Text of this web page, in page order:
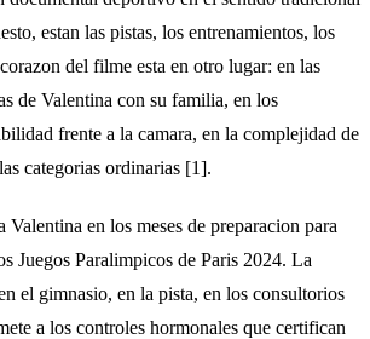
estan las pistas, los entrenamientos, los
del filme esta en otro lugar: en las
de Valentina con su familia, en los
frente a la camara, en la complejidad de
categorias ordinarias [1].
Valentina en los meses de preparacion para
Juegos Paralimpicos de Paris 2024. La
el gimnasio, en la pista, en los consultorios
a los controles hormonales que certifican